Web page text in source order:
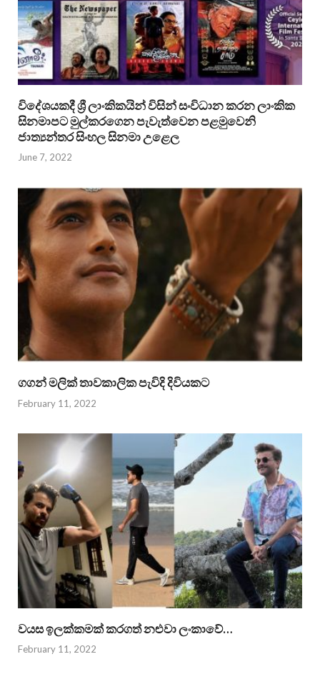
විදේශයකදී ශ්‍රී ලාංකිකයින් විසින් සංවිධාන කරන ලාංකික
සිනමාපට මුල්කරගෙන පැවැත්වෙන පළමුවෙනි
ජාත්‍යන්තර සිංහල සිනමා උළෙල
June 7, 2022
ගගන් මලික් තාවකාලික පැවිදි දිවියකට
February 11, 2022
වයස ඉලක්කමක් කරගත් නළුවා ලංකාවේ…
February 11, 2022